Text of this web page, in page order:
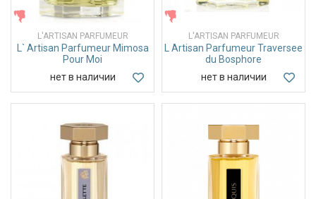
ЖЕНСКИЕ
L'ARTISAN PARFUMEUR
L` Artisan Parfumeur Mimosa
Pour Moi
нет в наличии
L'ARTISAN PARFUMEUR
L Artisan Parfumeur Traversee
du Bosphore
нет в наличии